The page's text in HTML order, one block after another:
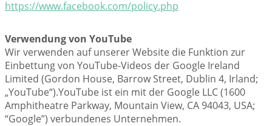
https://www.facebook.com/policy.php
Verwendung von YouTube
Wir verwenden auf unserer Website die Funktion zur
Einbettung von YouTube-Videos der Google Ireland
Limited (Gordon House, Barrow Street, Dublin 4, Irland;
„YouTube“).YouTube ist ein mit der Google LLC (1600
Amphitheatre Parkway, Mountain View, CA 94043, USA;
“Google”) verbundenes Unternehmen.